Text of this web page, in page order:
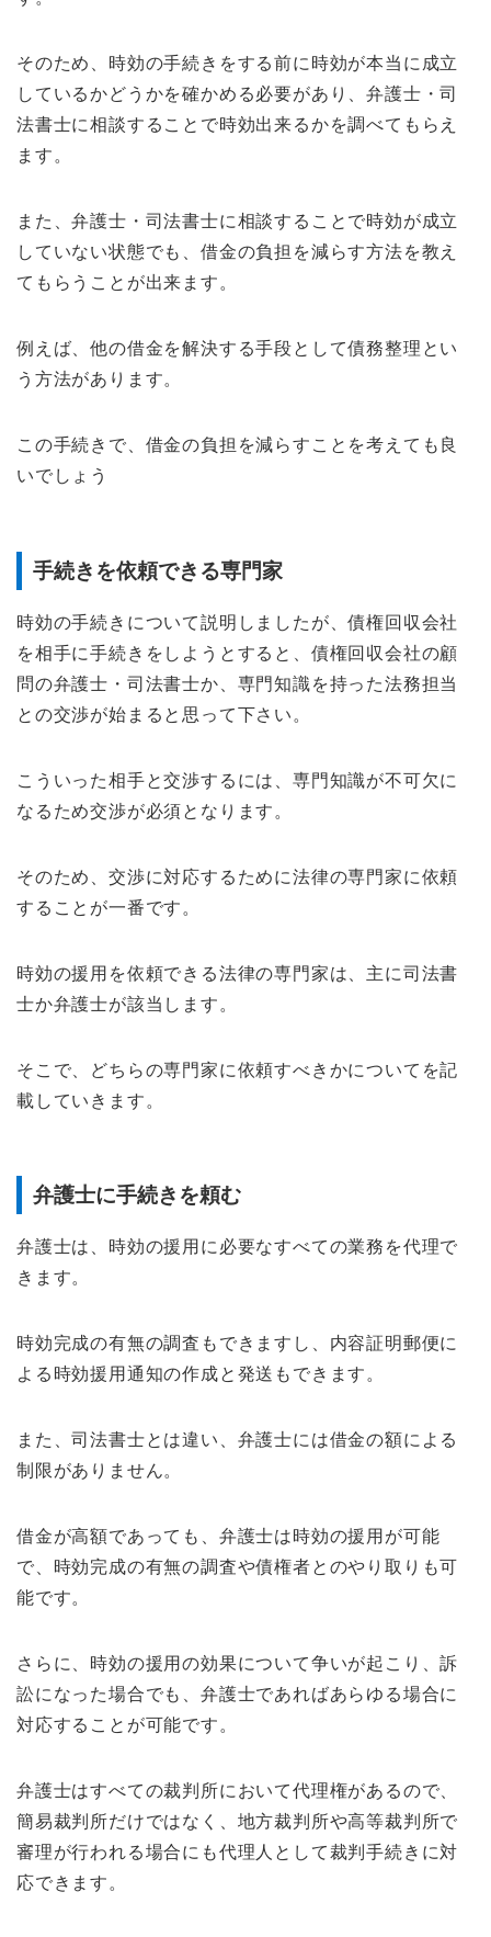
そのため、時効の手続きをする前に時効が本当に成立
しているかどうかを確かめる必要があり、弁護士・司
法書士に相談することで時効出来るかを調べてもらえ
ます。
また、弁護士・司法書士に相談することで時効が成立
していない状態でも、借金の負担を減らす方法を教え
てもらうことが出来ます。
例えば、他の借金を解決する手段として債務整理とい
う方法があります。
この手続きで、借金の負担を減らすことを考えても良
いでしょう
手続きを依頼できる専門家
時効の手続きについて説明しましたが、債権回収会社
を相手に手続きをしようとすると、債権回収会社の顧
問の弁護士・司法書士か、専門知識を持った法務担当
との交渉が始まると思って下さい。
こういった相手と交渉するには、専門知識が不可欠に
なるため交渉が必須となります。
そのため、交渉に対応するために法律の専門家に依頼
することが一番です。
時効の援用を依頼できる法律の専門家は、主に司法書
士か弁護士が該当します。
そこで、どちらの専門家に依頼すべきかについてを記
載していきます。
弁護士に手続きを頼む
弁護士は、時効の援用に必要なすべての業務を代理で
きます。
時効完成の有無の調査もできますし、内容証明郵便に
よる時効援用通知の作成と発送もできます。
また、司法書士とは違い、弁護士には借金の額による
制限がありません。
借金が高額であっても、弁護士は時効の援用が可能
で、時効完成の有無の調査や債権者とのやり取りも可
能です。
さらに、時効の援用の効果について争いが起こり、訴
訟になった場合でも、弁護士であればあらゆる場合に
対応することが可能です。
弁護士はすべての裁判所において代理権があるので、
簡易裁判所だけではなく、地方裁判所や高等裁判所で
審理が行われる場合にも代理人として裁判手続きに対
応できます。